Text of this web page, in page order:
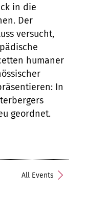
in die
Der
versucht,
humaner
In
geordnet.
All Events